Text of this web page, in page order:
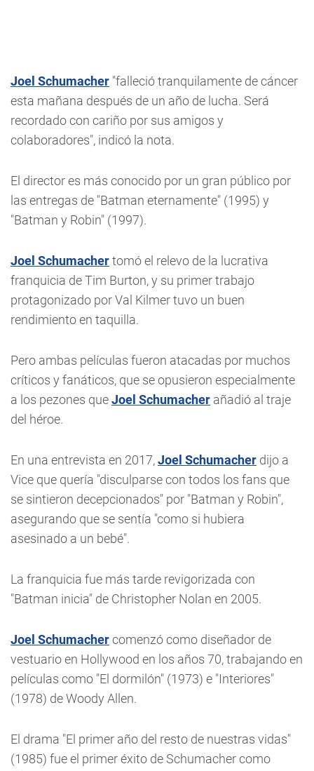
Joel Schumacher "falleció tranquilamente de cáncer
esta mañana después de un año de lucha. Será
recordado con cariño por sus amigos y
colaboradores", indicó la nota.
El director es más conocido por un gran público por
las entregas de "Batman eternamente" (1995) y
"Batman y Robin" (1997).
Joel Schumachertomó el relevo de la lucrativa
franquicia de Tim Burton, y su primer trabajo
protagonizado por Val Kilmer tuvo un buen
rendimiento en taquilla.
Pero ambas películas fueron atacadas por muchos
críticos y fanáticos, que se opusieron especialmente
a los pezones queJoel Schumacher añadió al traje
del héroe.
En una entrevista en 2017,Joel Schumacher dijo a
Vice que quería "disculparse con todos los fans que
se sintieron decepcionados" por "Batman y Robin",
asegurando que se sentía "como si hubiera
asesinado a un bebé".
La franquicia fue más tarde revigorizada con
"Batman inicia" de Christopher Nolan en 2005.
Joel Schumachercomenzó como diseñador de
vestuario en Hollywood en los años 70, trabajando en
películas como "El dormilón" (1973) e "Interiores"
(1978) de Woody Allen.
El drama "El primer año del resto de nuestras vidas"
(1985) fue el primer éxito de Schumacher como